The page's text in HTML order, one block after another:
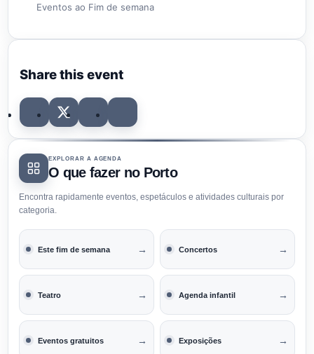
Eventos ao Fim de semana
Share this event
EXPLORAR A AGENDA
O que fazer no Porto
Encontra rapidamente eventos, espetáculos e atividades culturais por
categoria.
Este fim de semana → Concertos →
Teatro → Agenda infantil →
Eventos gratuitos → Exposições →